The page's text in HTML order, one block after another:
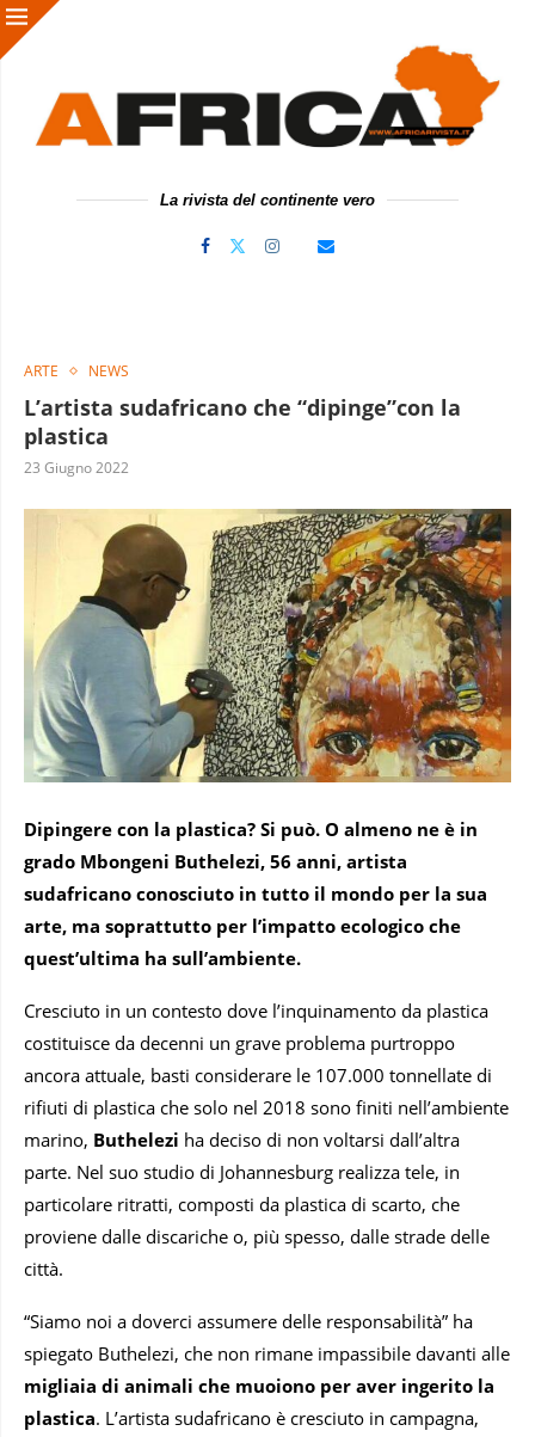
La rivista del continente vero
ARTE NEWS
L’artista sudafricano che “dipinge”con la
plastica
23 Giugno 2022
Dipingere con la plastica? Si può. O almeno ne è in
grado Mbongeni Buthelezi, 56 anni, artista
sudafricano conosciuto in tutto il mondo per la sua
arte, ma soprattutto per l’impatto ecologico che
quest’ultima ha sull’ambiente.
Cresciuto in un contesto dove l’inquinamento da plastica
costituisce da decenni un grave problema purtroppo
ancora attuale, basti considerare le 107.000 tonnellate di
rifiuti di plastica che solo nel 2018 sono finiti nell’ambiente
marino, Buthelezi ha deciso di non voltarsi dall’altra
parte. Nel suo studio di Johannesburg realizza tele, in
particolare ritratti, composti da plastica di scarto, che
proviene dalle discariche o, più spesso, dalle strade delle
città.
“Siamo noi a doverci assumere delle responsabilità” ha
spiegato Buthelezi, che non rimane impassibile davanti alle
migliaia di animali che muoiono per aver ingerito la
plastica. L’artista sudafricano è cresciuto in campagna,